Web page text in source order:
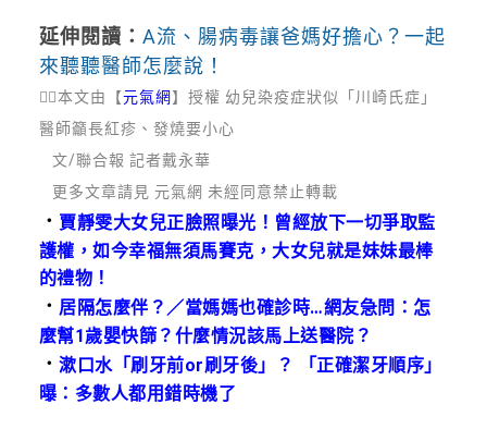
延伸閱讀： A流、腸病毒讓爸媽好擔心？一起
來聽聽醫師怎麼說！
💁‍♀本文由【元氣網】授權 幼兒染疫症狀似「川崎氏症」
醫師籲長紅疹、發燒要小心
文/聯合報 記者戴永華
更多文章請見 元氣網 未經同意禁止轉載
． 賈靜雯大女兒正臉照曝光！曾經放下一切爭取監
護權，如今幸福無須馬賽克，大女兒就是妹妹最棒
的禮物！
． 居隔怎麼伴？／當媽媽也確診時…網友急問：怎
麼幫1歲嬰快篩？什麼情況該馬上送醫院？
．漱口水「刷牙前or刷牙後」？ 「正確潔牙順序」
曝：多數人都用錯時機了